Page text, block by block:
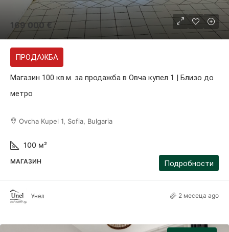
169 000 €
ПРОДАЖБА
Магазин 100 кв.м. за продажба в Овча купел 1 | Близо до
метро
Ovcha Kupel 1, Sofia, Bulgaria
100 м²
МАГАЗИН Подробности
Унел 2 месеца ago